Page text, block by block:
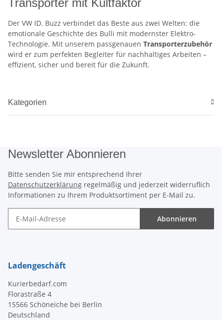
Der VW ID. Buzz verbindet das Beste aus zwei Welten: die
emotionale Geschichte des Bulli mit modernster Elektro-
Technologie. Mit unserem passgenauen Transporterzubehör
wird er zum perfekten Begleiter für nachhaltiges Arbeiten –
effizient, sicher und bereit für die Zukunft.
Kategorien
Newsletter Abonnieren
Bitte senden Sie mir entsprechend Ihrer
Datenschutzerklärung regelmäßig und jederzeit widerruflich
Informationen zu Ihrem Produktsortiment per E-Mail zu.
Abonnieren
Ladengeschäft
Kurierbedarf.com
Florastraße 4
15566 Schöneiche bei Berlin
Deutschland